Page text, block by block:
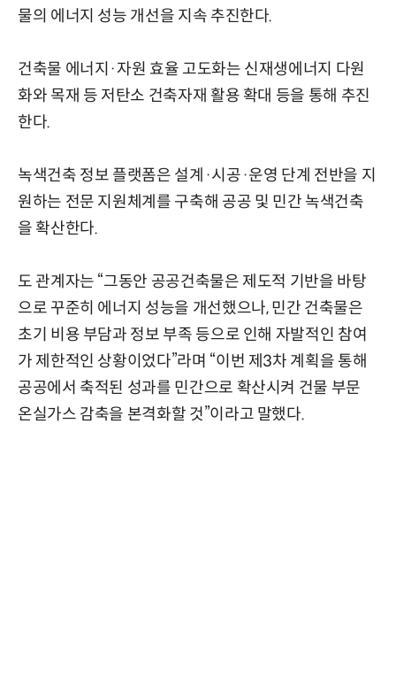
물의 에너지 성능 개선을 지속 추진한다.
건축물 에너지·자원 효율 고도화는 신재생에너지 다원
화와 목재 등 저탄소 건축자재 활용 확대 등을 통해 추진
한다.
녹색건축 정보 플랫폼은 설계·시공·운영 단계 전반을 지
원하는 전문 지원체계를 구축해 공공 및 민간 녹색건축
을 확산한다.
도 관계자는 “그동안 공공건축물은 제도적 기반을 바탕
으로 꾸준히 에너지 성능을 개선했으나, 민간 건축물은
초기 비용 부담과 정보 부족 등으로 인해 자발적인 참여
가 제한적인 상황이었다”라며 “이번 제3차 계획을 통해
공공에서 축적된 성과를 민간으로 확산시켜 건물 부문
온실가스 감축을 본격화할 것”이라고 말했다.